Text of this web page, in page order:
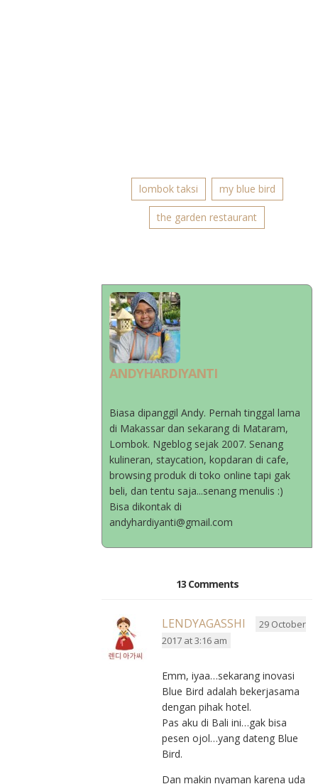
lombok taksi my blue bird
the garden restaurant
ANDYHARDIYANTI
Biasa dipanggil Andy. Pernah tinggal lama
di Makassar dan sekarang di Mataram,
Lombok. Ngeblog sejak 2007. Senang
kulineran, staycation, kopdaran di cafe,
browsing produk di toko online tapi gak
beli, dan tentu saja...senang menulis :)
Bisa dikontak di
andyhardiyanti@gmail.com
13 Comments
LENDYAGASSHI
29 October
2017 at 3:16 am
Emm, iyaa…sekarang inovasi
Blue Bird adalah bekerjasama
dengan pihak hotel.
Pas aku di Bali ini…gak bisa
pesen ojol…yang dateng Blue
Bird.
Dan makin nyaman karena uda